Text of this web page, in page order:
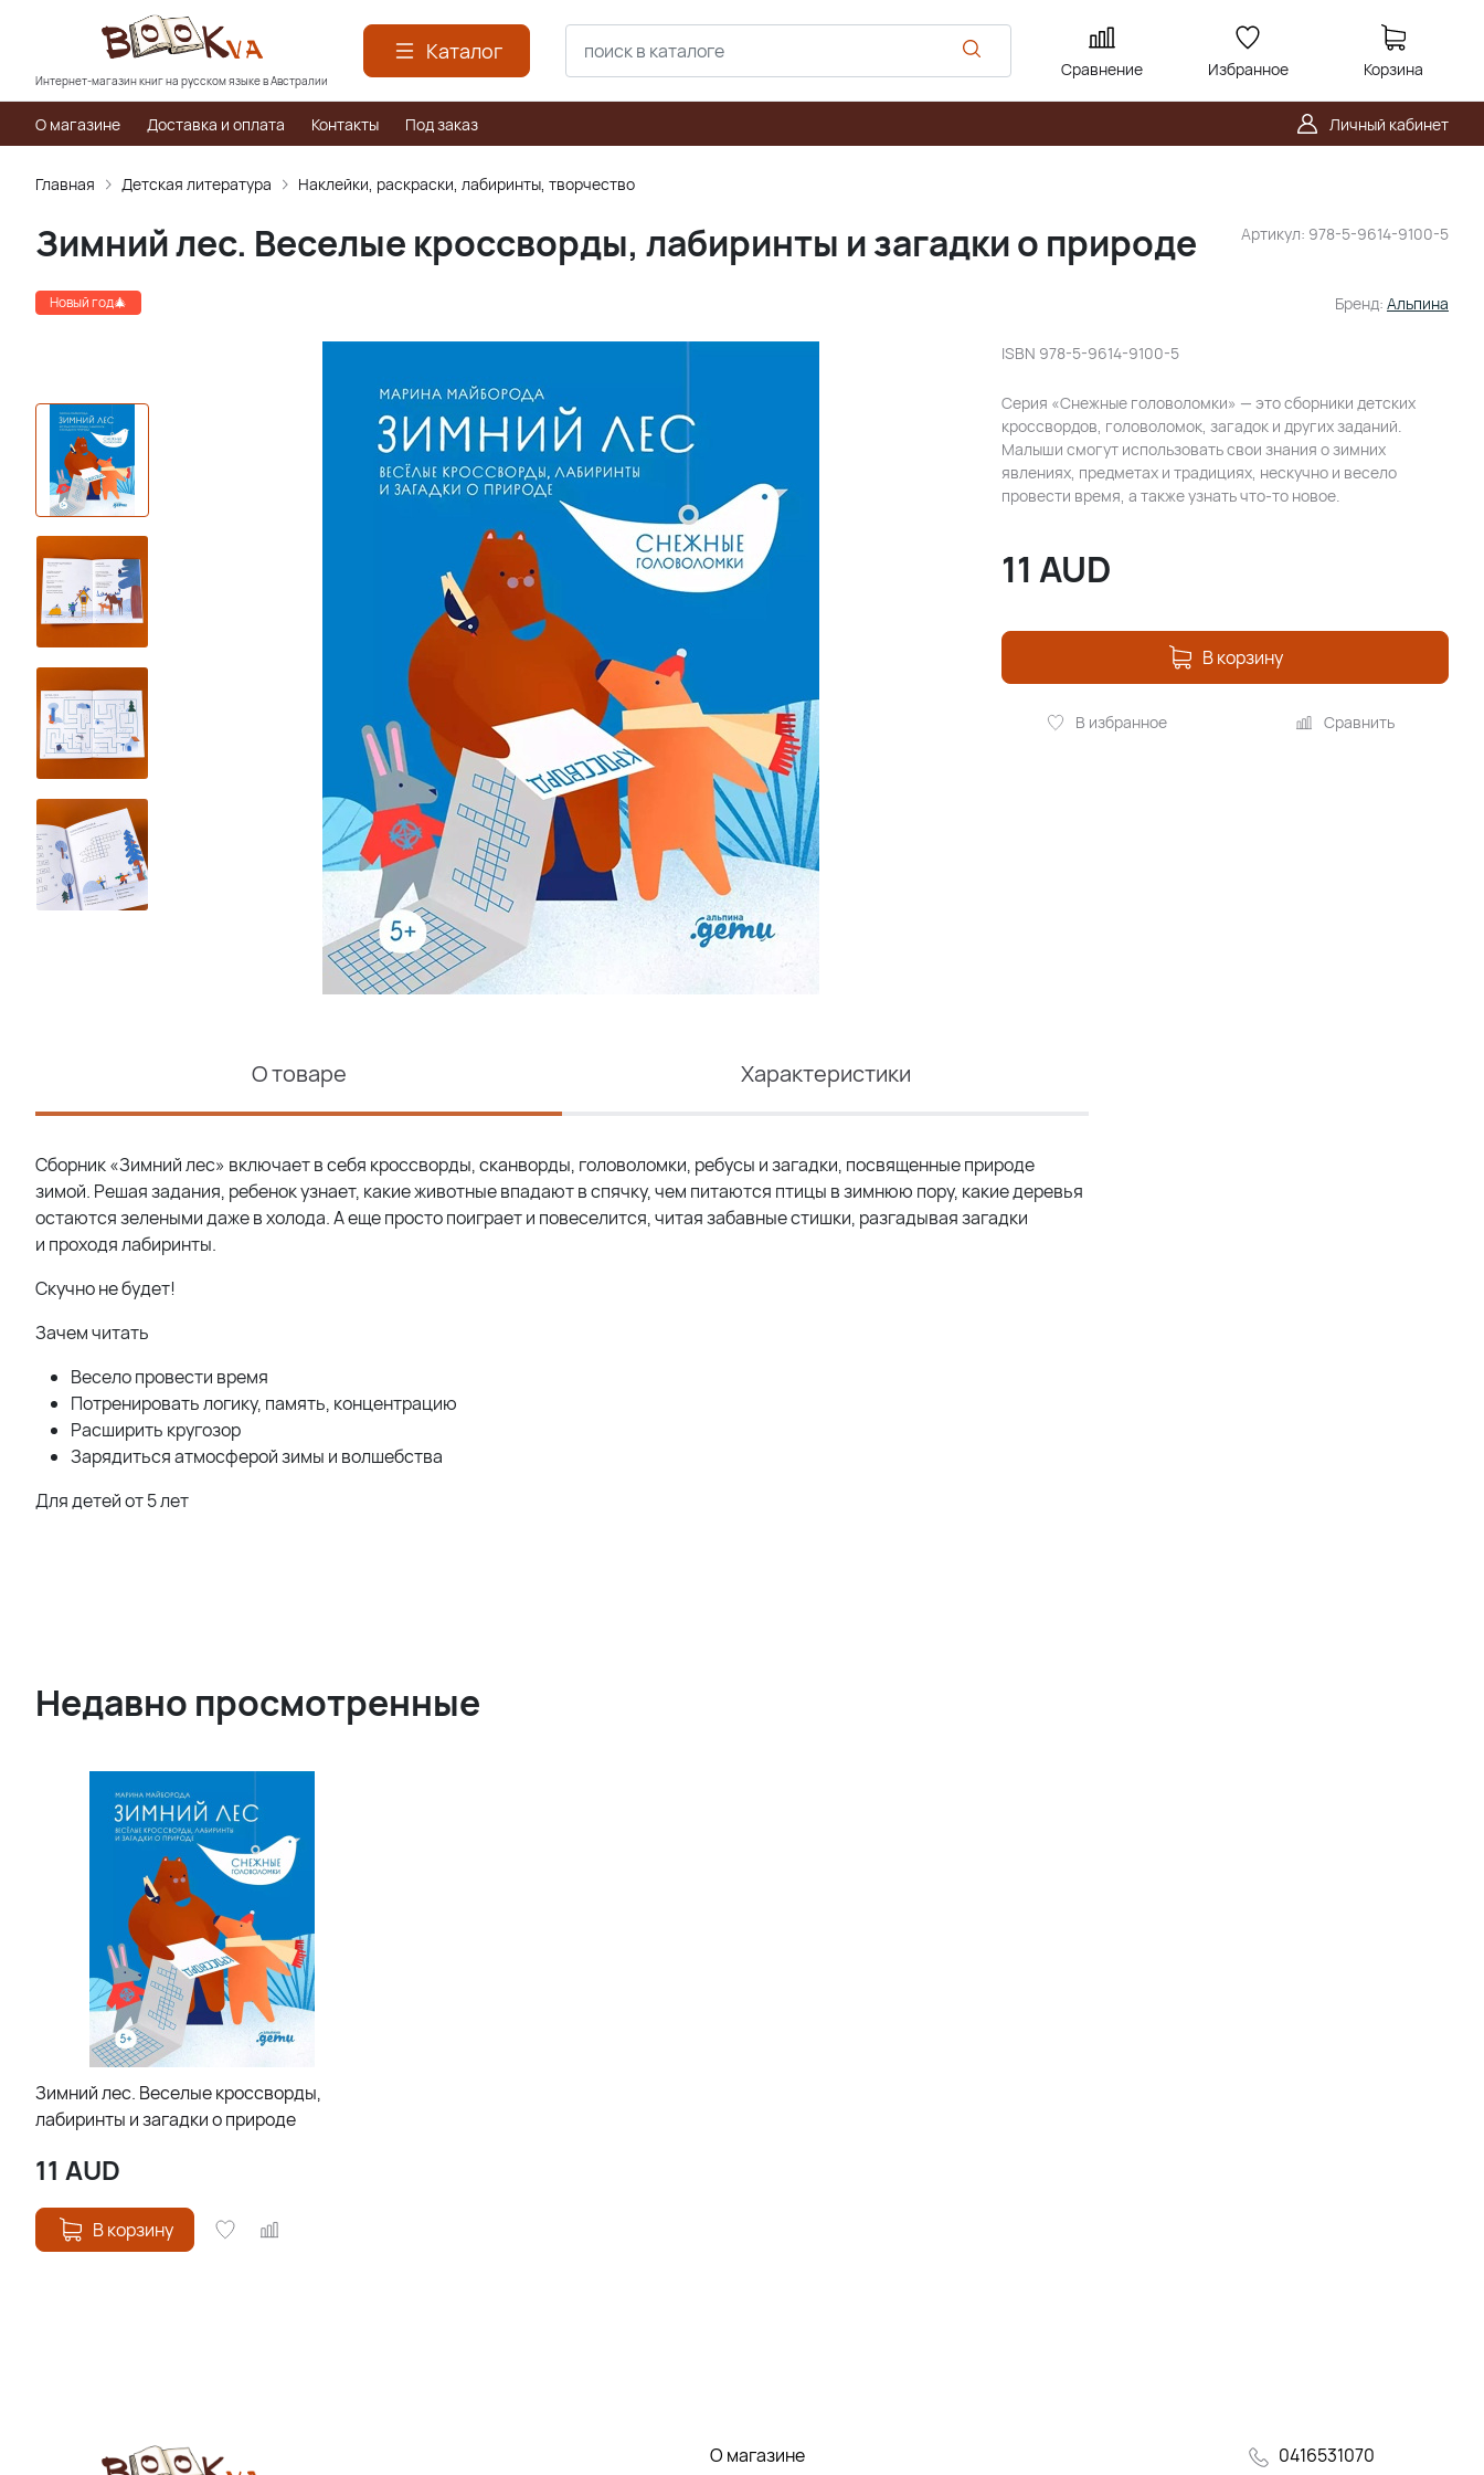
Интернет-магазин книг на русском языке в Австралии
Каталог
Сравнение Избранное Корзина
О магазине Доставка и оплата Контакты Под заказ Личный кабинет
Главная Детская литература Наклейки, раскраски, лабиринты, творчество
Артикул: 978-5-9614-9100-5
Бренд: Альпина
Зимний лес. Веселые кроссворды, лабиринты и загадки о природе
Новый год🎄
ISBN 978-5-9614-9100-5
Серия «Снежные головоломки» — это сборники детских
кроссвордов, головоломок, загадок и других заданий.
Малыши смогут использовать свои знания о зимних
явлениях, предметах и традициях, нескучно и весело
провести время, а также узнать что-то новое.
11 AUD
В корзину
В избранное Сравнить
О товаре Характеристики
Сборник «Зимний лес» включает в себя кроссворды, сканворды, головоломки, ребусы и загадки, посвященные природе
зимой. Решая задания, ребенок узнает, какие животные впадают в спячку, чем питаются птицы в зимнюю пору, какие деревья
остаются зелеными даже в холода. А еще просто поиграет и повеселится, читая забавные стишки, разгадывая загадки
и проходя лабиринты.
Скучно не будет!
Зачем читать
Весело провести время
Потренировать логику, память, концентрацию
Расширить кругозор
Зарядиться атмосферой зимы и волшебства
Для детей от 5 лет
Недавно просмотренные
Зимний лес. Веселые кроссворды,
лабиринты и загадки о природе
11 AUD
В корзину
О магазине 0416531070